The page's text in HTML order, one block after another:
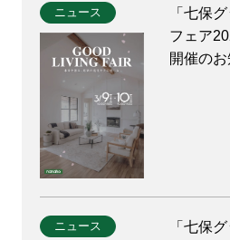
ニュース
「七保
フェア
開催の
ニュース
「七保